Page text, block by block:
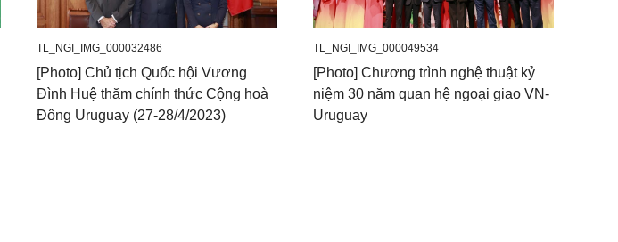
TL_NGI_IMG_000032486
[Photo] Chủ tịch Quốc hội Vương
Đình Huệ thăm chính thức Cộng hoà
Đông Uruguay (27-28/4/2023)
TL_NGI_IMG_000049534
[Photo] Chương trình nghệ thuật kỷ
niệm 30 năm quan hệ ngoại giao VN-
Uruguay